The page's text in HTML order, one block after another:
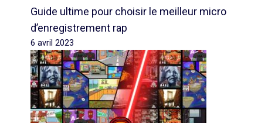
Guide ultime pour choisir le meilleur micro
d’enregistrement rap
6 avril 2023